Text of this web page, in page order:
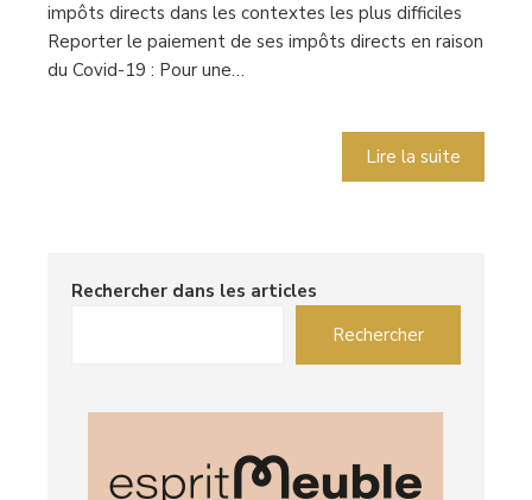
impôts directs dans les contextes les plus difficiles
Reporter le paiement de ses impôts directs en raison
du Covid-19 : Pour une…
Lire la suite
Rechercher dans les articles
Rechercher